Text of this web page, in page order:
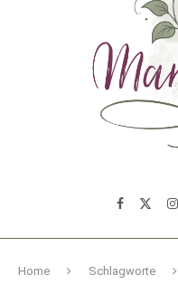
Home Schlagworte